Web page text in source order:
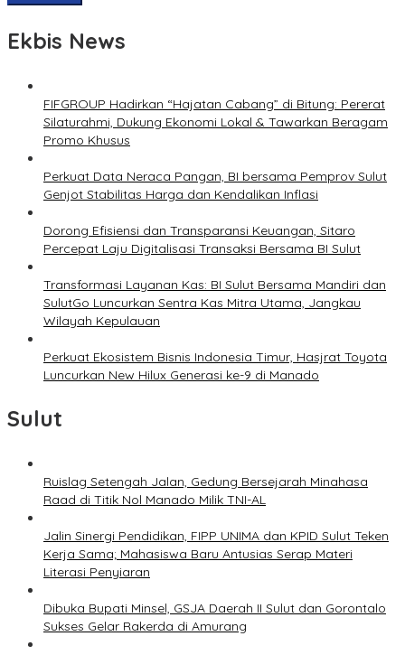
Ekbis News
FIFGROUP Hadirkan “Hajatan Cabang” di Bitung: Pererat
Silaturahmi, Dukung Ekonomi Lokal & Tawarkan Beragam
Promo Khusus
Perkuat Data Neraca Pangan, BI bersama Pemprov Sulut
Genjot Stabilitas Harga dan Kendalikan Inflasi
Dorong Efisiensi dan Transparansi Keuangan, Sitaro
Percepat Laju Digitalisasi Transaksi Bersama BI Sulut
Transformasi Layanan Kas: BI Sulut Bersama Mandiri dan
SulutGo Luncurkan Sentra Kas Mitra Utama, Jangkau
Wilayah Kepulauan
Perkuat Ekosistem Bisnis Indonesia Timur, Hasjrat Toyota
Luncurkan New Hilux Generasi ke-9 di Manado
Sulut
Ruislag Setengah Jalan, Gedung Bersejarah Minahasa
Raad di Titik Nol Manado Milik TNI-AL
Jalin Sinergi Pendidikan, FIPP UNIMA dan KPID Sulut Teken
Kerja Sama; Mahasiswa Baru Antusias Serap Materi
Literasi Penyiaran
Dibuka Bupati Minsel, GSJA Daerah II Sulut dan Gorontalo
Sukses Gelar Rakerda di Amurang